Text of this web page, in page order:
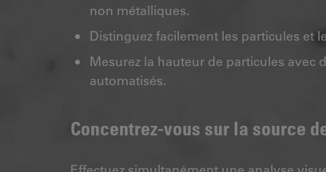
non métalliques.
Distinguez facilement les particules et
Mesurez la hauteur de particules avec
automatisés.
Concentrez-vous sur la source